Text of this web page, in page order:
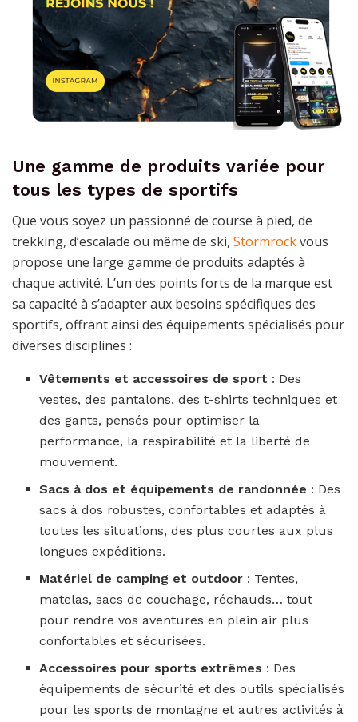
Une gamme de produits variée pour
tous les types de sportifs
Que vous soyez un passionné de course à pied, de
trekking, d’escalade ou même de ski, Stormrockvous
propose une large gamme de produits adaptés à
chaque activité. L’un des points forts de la marque est
sa capacité à s’adapter aux besoins spécifiques des
sportifs, offrant ainsi des équipements spécialisés pour
diverses disciplines :
Vêtements et accessoires de sport : Des
vestes, des pantalons, des t-shirts techniques et
des gants, pensés pour optimiser la
performance, la respirabilité et la liberté de
mouvement.
Sacs à dos et équipements de randonnée : Des
sacs à dos robustes, confortables et adaptés à
toutes les situations, des plus courtes aux plus
longues expéditions.
Matériel de camping et outdoor : Tentes,
matelas, sacs de couchage, réchauds… tout
pour rendre vos aventures en plein air plus
confortables et sécurisées.
Accessoires pour sports extrêmes : Des
équipements de sécurité et des outils spécialisés
pour les sports de montagne et autres activités à